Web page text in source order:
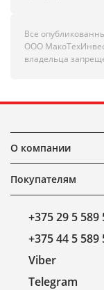
Все
ООО
владельца
О компании
Покупателям
+375 29 5 589
+375 44 5 589
Viber
Telegram